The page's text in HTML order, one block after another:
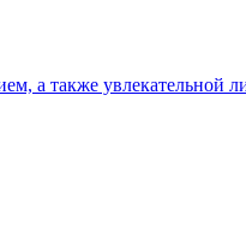
также увлекательной